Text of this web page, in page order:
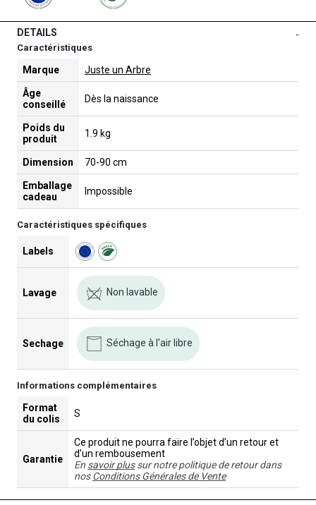
DETAILS -
Caractéristiques
Marque Juste un Arbre
Âge
conseillé
Dès la naissance
Poids du
produit
1.9 kg
Dimension 70-90 cm
Emballage
cadeau
Impossible
Caractéristiques spécifiques
Labels
Lavage Non lavable
Sechage Séchage à l'air libre
Informations complémentaires
Format
du colis
S
Garantie
Ce produit ne pourra faire l’objet d’un retour et
d’un rembousement
En savoir plussur notre politique de retour dans
nosConditions Générales de Vente